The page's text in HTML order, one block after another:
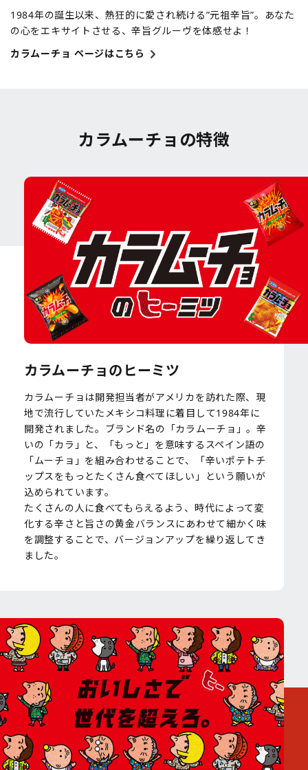
1984年の誕生以来、熱狂的に愛され続ける”元祖辛旨”。あなた
の心をエキサイトさせる、辛旨グルーヴを体感せよ！
カラムーチョ ページはこちら
カラムーチョの特徴
カラムーチョのヒーミツ
カラムーチョは開発担当者がアメリカを訪れた際、現
地で流行していたメキシコ料理に着目して1984年に
開発されました。ブランド名の「カラムーチョ」。辛
いの「カラ」と、「もっと」を意味するスペイン語の
「ムーチョ」を組み合わせることで、「辛いポテトチ
ップスをもっとたくさん食べてほしい」という願いが
込められています。
たくさんの人に食べてもらえるよう、時代によって変
化する辛さと旨さの黄金バランスにあわせて細かく味
を調整することで、バージョンアップを繰り返してき
ました。